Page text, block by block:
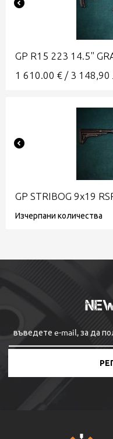
GP R15 223 14.5"
1 610.00 € / 3 148,90
GP STRIBOG 9x19
Изчерпани количества